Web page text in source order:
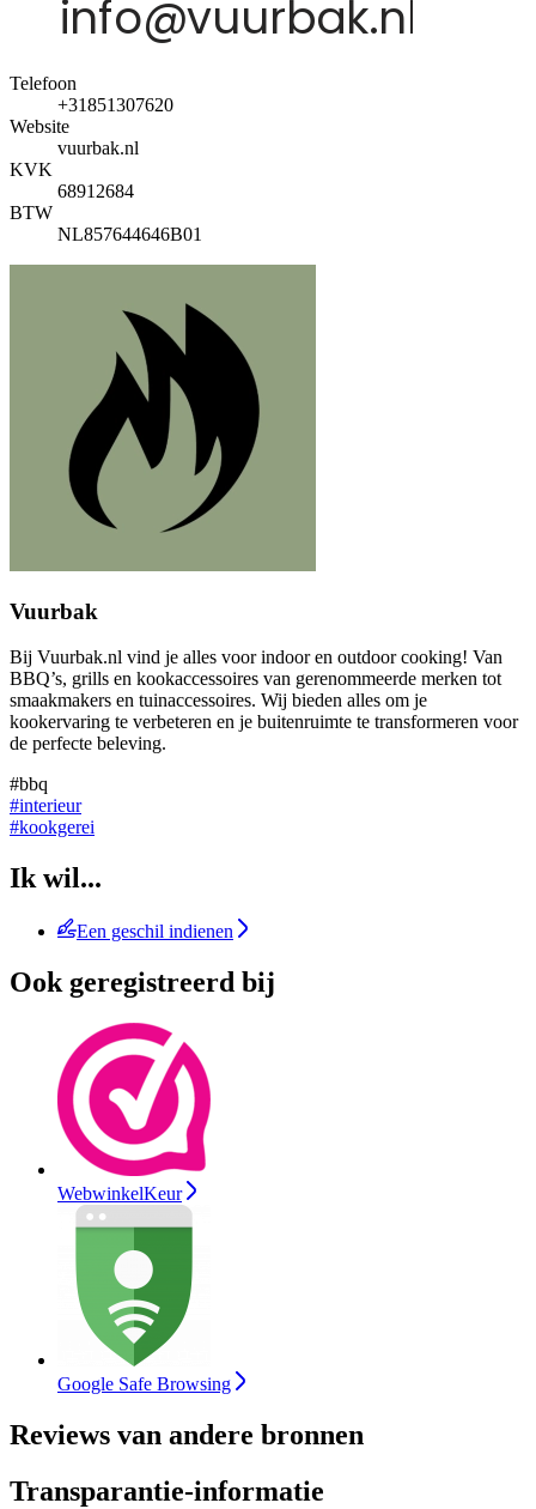
Telefoon
+31851307620
Website
vuurbak.nl
KVK
68912684
BTW
NL857644646B01
Vuurbak
Bij Vuurbak.nl vind je alles voor indoor en outdoor cooking! Van
BBQ’s, grills en kookaccessoires van gerenommeerde merken tot
smaakmakers en tuinaccessoires. Wij bieden alles om je
kookervaring te verbeteren en je buitenruimte te transformeren voor
de perfecte beleving.
#bbq
#interieur
#kookgerei
Ik wil...
Een geschil indienen
Ook geregistreerd bij
WebwinkelKeur
Google Safe Browsing
Reviews van andere bronnen
Transparantie-informatie